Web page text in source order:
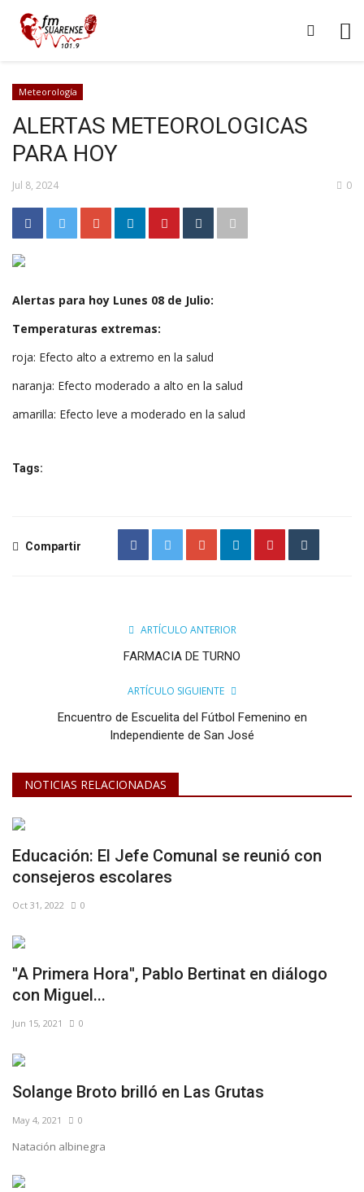
Meteorología
ALERTAS METEOROLOGICAS
PARA HOY
Jul 8, 2024 0
Alertas para hoy Lunes 08 de Julio:
Temperaturas extremas:
roja: Efecto alto a extremo en la salud
naranja: Efecto moderado a alto en la salud
amarilla: Efecto leve a moderado en la salud
Tags:
Compartir
ARTÍCULO ANTERIOR
FARMACIA DE TURNO
ARTÍCULO SIGUIENTE
Encuentro de Escuelita del Fútbol Femenino en
Independiente de San José
NOTICIAS RELACIONADAS
Educación: El Jefe Comunal se reunió con
consejeros escolares
Oct 31, 2022 0
''A Primera Hora'', Pablo Bertinat en diálogo
con Miguel...
Jun 15, 2021 0
Solange Broto brilló en Las Grutas
May 4, 2021 0
Natación albinegra